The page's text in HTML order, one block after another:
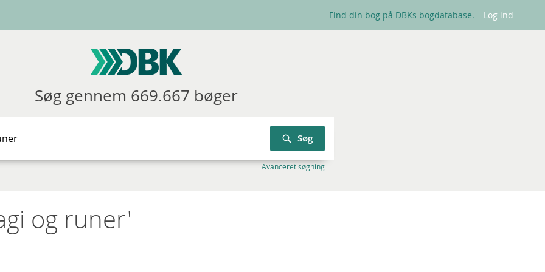
Find din bog på DBKs bogdatabase. Log ind
Søg gennem 669.667 bøger
Søg
Avanceret søgning
og runer'